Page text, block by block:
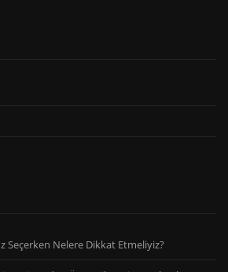
Seçerken Nelere Dikkat Etmeliyiz?